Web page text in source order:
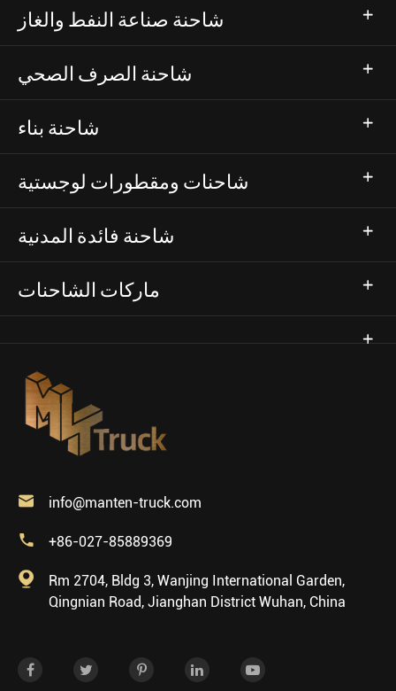
شاحنة صناعة النفط والغاز
شاحنة الصرف الصحي
شاحنة بناء
شاحنات ومقطورات لوجستية
شاحنة فائدة المدنية
ماركات الشاحنات
 info@manten-truck.com
 +86-027-85889369

Rm 2704, Bldg 3, Wanjing International Garden,
Qingnian Road, Jianghan District Wuhan, China